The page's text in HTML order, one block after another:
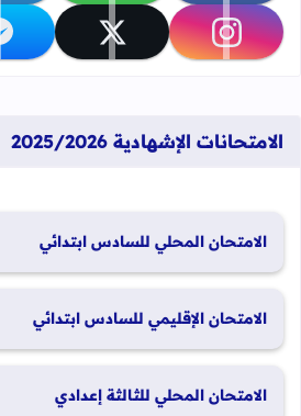
تابعنا على instagram تابعنا على x
الامتحانات الإشهادية 2025/2026
الامتحان المحلي للسادس ابتدائي
الامتحان الإقليمي للسادس ابتدائي
الامتحان المحلي للثالثة إعدادي